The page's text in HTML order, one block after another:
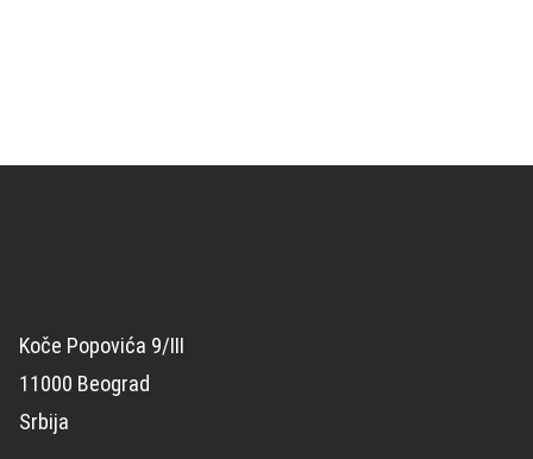
Koče Popovića 9/III
11000 Beograd
Srbija